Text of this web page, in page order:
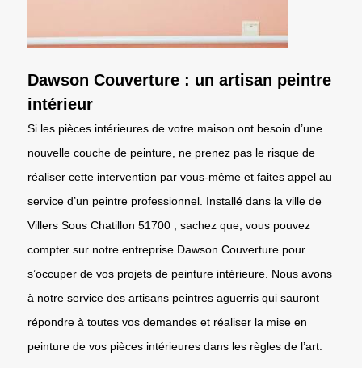
Dawson Couverture : un artisan peintre
intérieur
Si les pièces intérieures de votre maison ont besoin d’une
nouvelle couche de peinture, ne prenez pas le risque de
réaliser cette intervention par vous-même et faites appel au
service d’un peintre professionnel. Installé dans la ville de
Villers Sous Chatillon 51700 ; sachez que, vous pouvez
compter sur notre entreprise Dawson Couverture pour
s’occuper de vos projets de peinture intérieure. Nous avons
à notre service des artisans peintres aguerris qui sauront
répondre à toutes vos demandes et réaliser la mise en
peinture de vos pièces intérieures dans les règles de l’art.